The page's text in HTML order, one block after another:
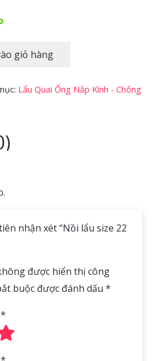
giỏ hàng
Lẩu Quai Ống Nắp Kính - Chống
nhận xét “Nồi lẩu size 22
được hiển thị công
buộc được đánh dấu *
*